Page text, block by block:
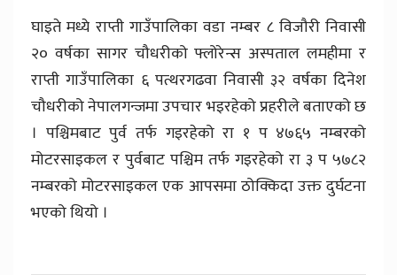
घाइते मध्ये राप्ती गाउँपालिका वडा नम्बर ८ विजौरी निवासी
२० वर्षका सागर चौधरीको फ्लोरेन्स अस्पताल लमहीमा र
राप्ती गाउँपालिका ६ पत्थरगढवा निवासी ३२ वर्षका दिनेश
चौधरीको नेपालगन्जमा उपचार भइरहेको प्रहरीले बताएको छ
। पश्चिमबाट पुर्व तर्फ गइरहेको रा १ प ४७६५ नम्बरको
मोटरसाइकल र पुर्वबाट पश्चिम तर्फ गइरहेको रा ३ प ५७८२
नम्बरको मोटरसाइकल एक आपसमा ठोक्किदा उक्त दुर्घटना
भएको थियो ।